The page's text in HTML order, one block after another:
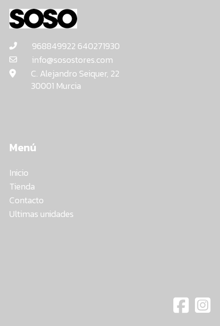
968849922 640271930
info@sosostores.com
C. Alejandro Seiquer, 22
30001 Murcia
Menú
Inicio
Tienda
Contacto
Ultimas unidades